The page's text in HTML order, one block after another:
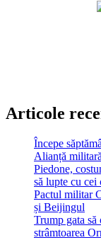
Articole
Începe
Alianță
Piedone,
să lupte cu cei
Pactul militar
și Beijingul
Trump gata
strâmtoarea